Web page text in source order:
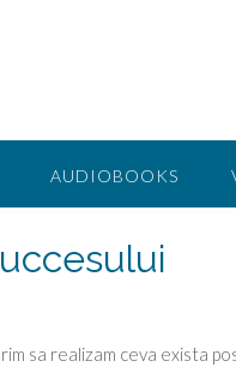
AUDIOBOOKS
sa realizam ceva exista